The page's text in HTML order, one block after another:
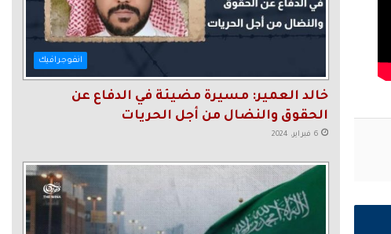
انفوجرافيك
خالد العمير: مسيرة مضيئة في الدفاع عن
الحقوق والنضال من أجل الحريات
6 فبراير، 2024